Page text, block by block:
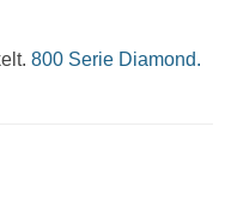
800 Serie Diamond.